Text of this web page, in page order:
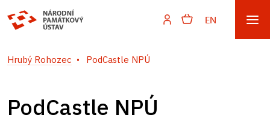
EN
Hrubý Rohozec PodCastle NPÚ
PodCastle NPÚ